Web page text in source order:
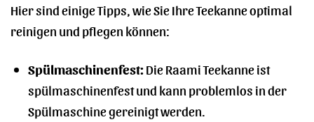
Hier sind einige Tipps, wie Sie Ihre Teekanne optimal
reinigen und pflegen können:
Spülmaschinenfest:Die Raami Teekanne ist
spülmaschinenfest und kann problemlos in der
Spülmaschine gereinigt werden.